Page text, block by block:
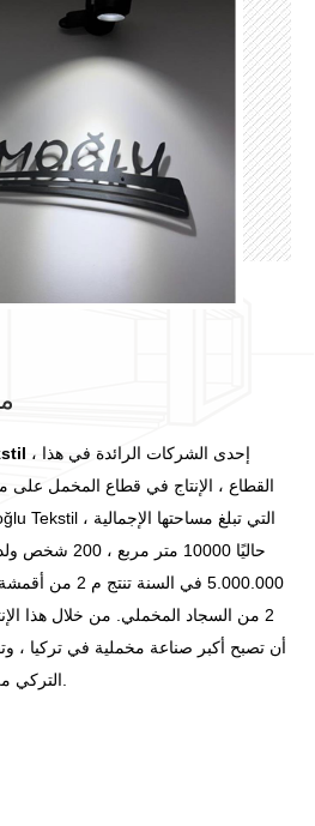
، إحدى الشركات الرائدة في هذا
2 من السجاد المخملي. من خلال هذا
أن تصبح أكبر صناعة مخملية في تركيا ،